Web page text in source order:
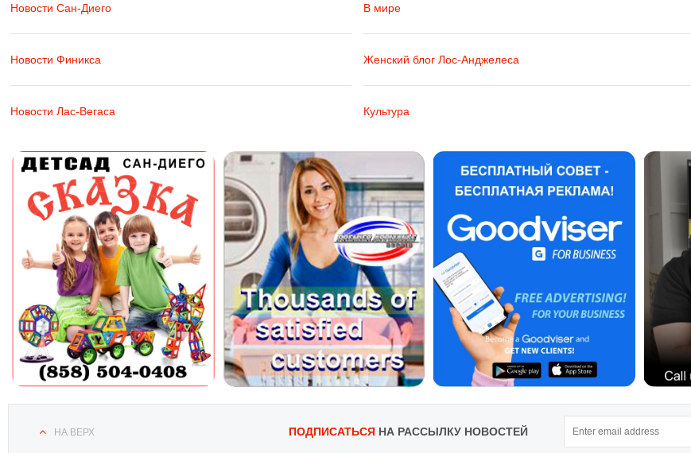
Новости Сан-Диего
Новости Финикса
Новости Лас-Вегаса
В мире
Женский блог Лос-Анджелеса
Культура
НА ВЕРХ ПОДПИСАТЬСЯНА РАССЫЛКУ НОВОСТЕЙ